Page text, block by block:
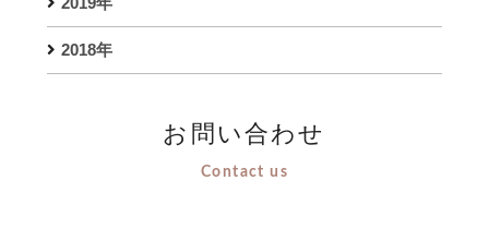
2018年
お問い合わせ
Contact us